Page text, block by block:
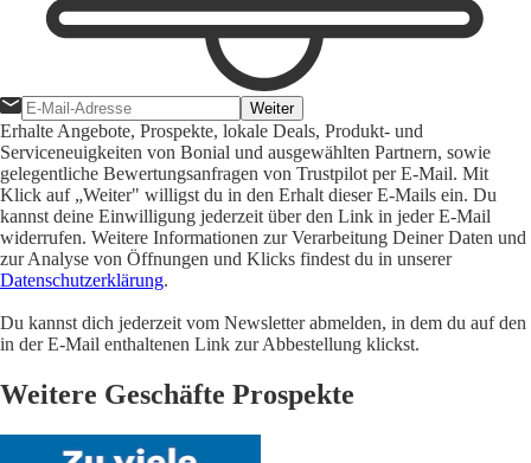
Weiter
Erhalte Angebote, Prospekte, lokale Deals, Produkt- und
Serviceneuigkeiten von Bonial und ausgewählten Partnern, sowie
gelegentliche Bewertungsanfragen von Trustpilot per E-Mail. Mit
Klick auf „Weiter" willigst du in den Erhalt dieser E-Mails ein. Du
kannst deine Einwilligung jederzeit über den Link in jeder E-Mail
widerrufen. Weitere Informationen zur Verarbeitung Deiner Daten und
zur Analyse von Öffnungen und Klicks findest du in unserer
Datenschutzerklärung.
Du kannst dich jederzeit vom Newsletter abmelden, in dem du auf den
in der E-Mail enthaltenen Link zur Abbestellung klickst.
Weitere Geschäfte Prospekte